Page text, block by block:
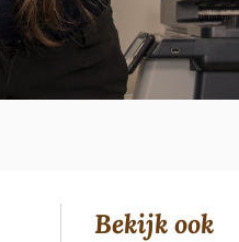
Bekijk ook